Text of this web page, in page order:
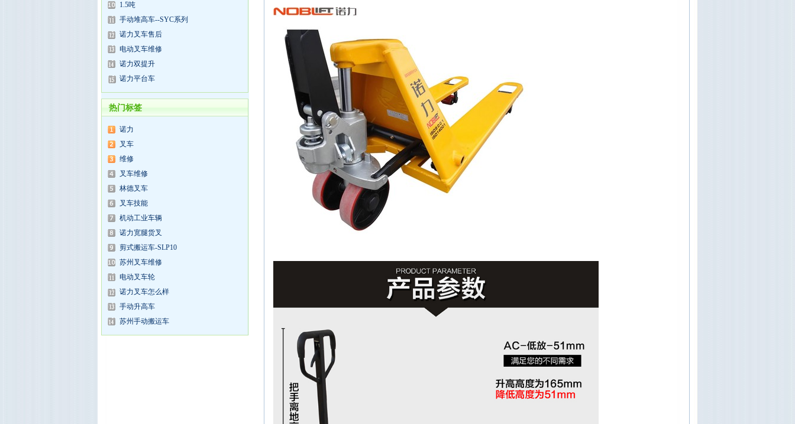
1.5吨
手动堆高车--SYC系列
诺力叉车售后
电动叉车维修
诺力双提升
诺力平台车
热门标签
诺力
叉车
维修
叉车维修
林德叉车
叉车技能
机动工业车辆
诺力宽腿货叉
剪式搬运车-SLP10
苏州叉车维修
电动叉车轮
诺力叉车怎么样
手动升高车
苏州手动搬运车